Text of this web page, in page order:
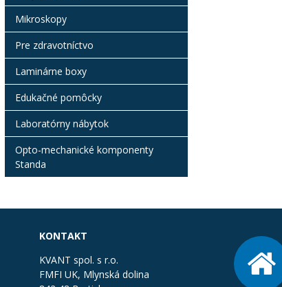
Mikroskopy
Pre zdravotníctvo
Laminárne boxy
Edukačné pomôcky
Laboratórny nábytok
Opto-mechanické komponenty
Standa
KONTAKT
KVANT spol. s r.o.
FMFI UK, Mlynská dolina